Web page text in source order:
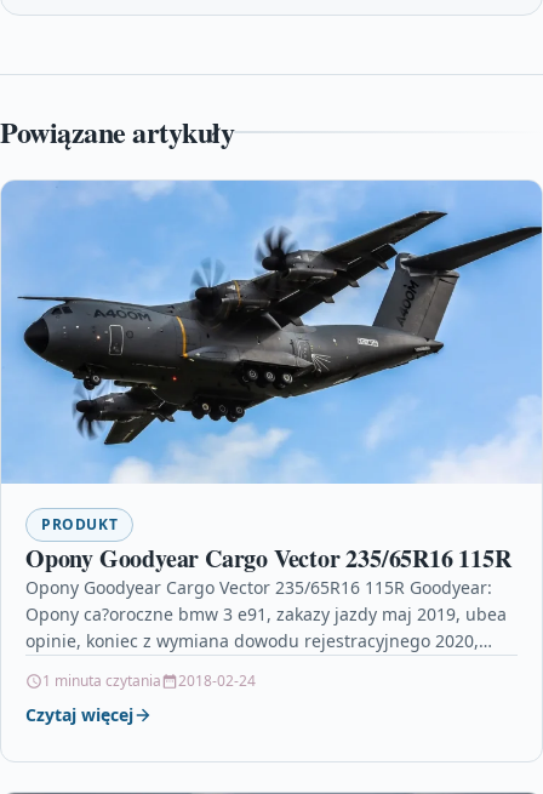
Powiązane artykuły
PRODUKT
Opony Goodyear Cargo Vector 235/65R16 115R
Opony Goodyear Cargo Vector 235/65R16 115R Goodyear:
Opony ca?oroczne bmw 3 e91, zakazy jazdy maj 2019, ubea
opinie, koniec z wymiana dowodu rejestracyjnego 2020,…
1 minuta czytania 2018-02-24
Czytaj więcej